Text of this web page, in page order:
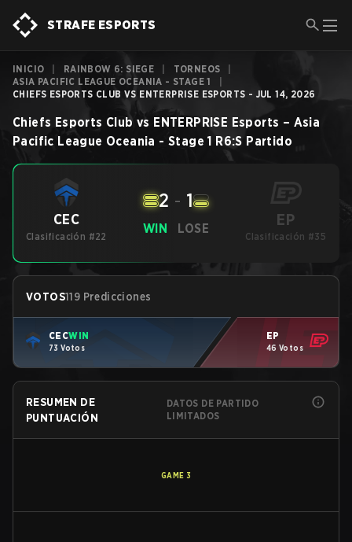
STRAFE ESPORTS
INICIO RAINBOW 6: SIEGE TORNEOS
ASIA PACIFIC LEAGUE OCEANIA - STAGE 1
CHIEFS ESPORTS CLUB VS ENTERPRISE ESPORTS - JUL 14, 2026
Chiefs Esports Club vs ENTERPRISE Esports – Asia
Pacific League Oceania - Stage 1 R6:S Partido
CEC
Clasificación #22
WIN
2 - 1
LOSE EP
Clasificación #35
VOTOS119 Predicciones
CECWIN
73 Votos
EP
46 Votos
RESUMEN DE
PUNTUACIÓN
DATOS DE PARTIDO
LIMITADOS
GAME 3